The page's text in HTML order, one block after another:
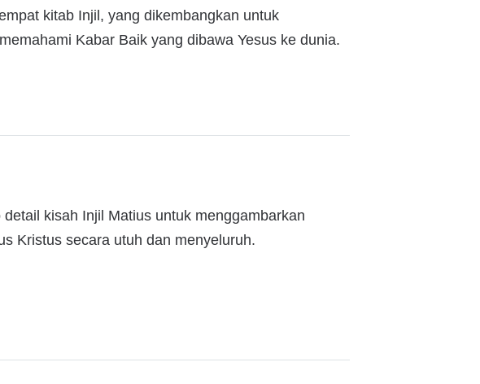
kitab Injil, yang dikembangkan untuk
Kabar Baik yang dibawa Yesus ke dunia.
kisah Injil Matius untuk menggambarkan
Kristus secara utuh dan menyeluruh.